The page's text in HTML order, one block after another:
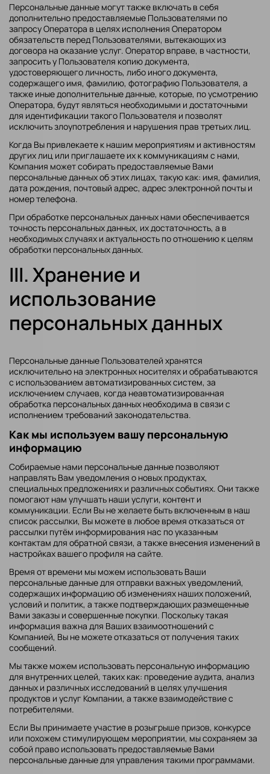
Персональные данные могут также включать в себя
дополнительно предоставляемые Пользователями по
запросу Оператора в целях исполнения Оператором
обязательств перед Пользователями, вытекающих из
договора на оказание услуг. Оператор вправе, в частности,
запросить у Пользователя копию документа,
удостоверяющего личность, либо иного документа,
содержащего имя, фамилию, фотографию Пользователя, а
также иные дополнительные данные, которые, по усмотрению
Оператора, будут являться необходимыми и достаточными
для идентификации такого Пользователя и позволят
исключить злоупотребления и нарушения прав третьих лиц.
Когда Вы привлекаете к нашим мероприятиям и активностям
других лиц или приглашаете их к коммуникациям с нами,
Компания может собирать предоставляемые Вами
персональные данных об этих лицах, такую как: имя, фамилия,
дата рождения, почтовый адрес, адрес электронной почты и
номер телефона.
При обработке персональных данных нами обеспечивается
точность персональных данных, их достаточность, а в
необходимых случаях и актуальность по отношению к целям
обработки персональных данных.
III. Хранение и
использование
персональных данных
Персональные данные Пользователей хранятся
исключительно на электронных носителях и обрабатываются
с использованием автоматизированных систем, за
исключением случаев, когда неавтоматизированная
обработка персональных данных необходима в связи с
исполнением требований законодательства.
Как мы используем вашу персональную
информацию
Собираемые нами персональные данные позволяют
направлять Вам уведомления о новых продуктах,
специальных предложениях и различных событиях. Они также
помогают нам улучшать наши услуги, контент и
коммуникации. Если Вы не желаете быть включенным в наш
список рассылки, Вы можете в любое время отказаться от
рассылки путём информирования нас по указанным
контактам для обратной связи, а также внесения изменений в
настройках вашего профиля на сайте.
Время от времени мы можем использовать Ваши
персональные данные для отправки важных уведомлений,
содержащих информацию об изменениях наших положений,
условий и политик, а также подтверждающих размещенные
Вами заказы и совершенные покупки. Поскольку такая
информация важна для Ваших взаимоотношений с
Компанией, Вы не можете отказаться от получения таких
сообщений.
Мы также можем использовать персональную информацию
для внутренних целей, таких как: проведение аудита, анализ
данных и различных исследований в целях улучшения
продуктов и услуг Компании, а также взаимодействие с
потребителями.
Если Вы принимаете участие в розыгрыше призов, конкурсе
или похожем стимулирующем мероприятии, мы сохраняем за
собой право использовать предоставляемые Вами
персональные данные для управления такими программами.